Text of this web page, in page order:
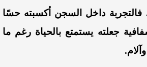
فالتجربة داخل السجن أكسبته حسًا
جعلته يستمتع بالحياة رغم ما
.